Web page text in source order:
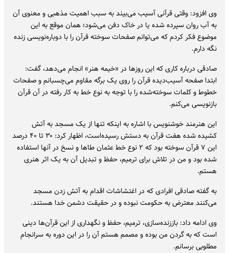
وی افزود: وقتی قرآنی آسیب می‌بیند به سبب اهمیت مذهبی و معنوی آن
به آب روان سپرده شده یا در خاک دفن می‌شود؛ همان موقع به این
موضوع فکر کردم که می‌توانم صفحات سوخته‌ قرآن را با دوباره‌نویسی زنده
نگه دارم.
صادقی درباره کاری که این روزها در «خیمه هنر» انجام می‌دهد، گفت:
ابتدا صفحه آسیب‌دیده‌ قرآن را روی یک برگه مقاوم می‌چسبانم و صفحات
خطوط و کلمات سوخته‌شده را با توجه به نوع خط به کار رفته در آن قرآن
بازنویسی می‌کنم.
این هنرمند خوشنویس با اشاره به اینکه تنها از یک مسجد به آتش
کشیده شده هفت قرآن به دستش رسیده‌است، اظهار کرد: ۳۰ تا ۴۰ درصد
این ۷ قرآن سوخته بود که ۲ نوع خط عثمان طاها و نسخ در آنها استفاده
شده بود و من در تلاش برای ترمیم، حفظ و تبدیل آن به یک اثر هنری
هستم.
به گفته صادقی افرادی که در اغتشاشات اقدام به آتش زدن مسجد
می‌کنند معترض به حکومت نبوده و در حقیقت دشمن خدا هستند.
وی ادامه‌ داد: باززنده‌سازی، ترمیم، حفظ و نگهداری از این قرآن‌ها دینی
است که به گردن من بوده و مصمم هستم آن را در این دوره به سرانجام
مطلوبی برسانم.